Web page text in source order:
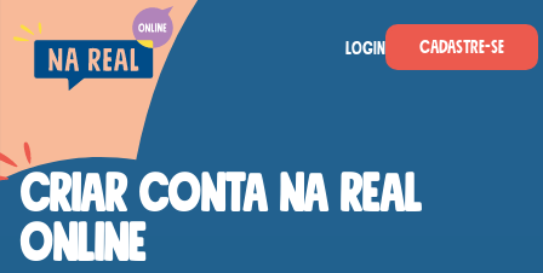
Skip to main content
Na Real Login Cadastre-se
CRIAR CONTA NA REAL
ONLINE